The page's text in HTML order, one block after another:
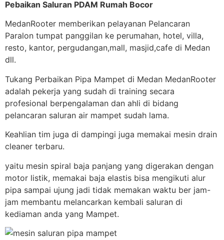
Pebaikan Saluran PDAM Rumah Bocor
MedanRooter memberikan pelayanan Pelancaran
Paralon tumpat panggilan ke perumahan, hotel, villa,
resto, kantor, pergudangan,mall, masjid,cafe di Medan
dll.
Tukang Perbaikan Pipa Mampet di Medan MedanRooter
adalah pekerja yang sudah di training secara
profesional berpengalaman dan ahli di bidang
pelancaran saluran air mampet sudah lama.
Keahlian tim juga di dampingi juga memakai mesin drain
cleaner terbaru.
yaitu mesin spiral baja panjang yang digerakan dengan
motor listik, memakai baja elastis bisa mengikuti alur
pipa sampai ujung jadi tidak memakan waktu ber jam-
jam membantu melancarkan kembali saluran di
kediaman anda yang Mampet.